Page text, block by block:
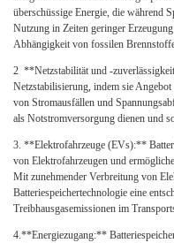
überschüssige Energie, die während
Nutzung in Zeiten geringer
Abhängigkeit von fossilen
2 **Netzstabilität und -
Netzstabilisierung, indem sie
von Stromausfällen und
als Notstromversorgung dienen und
3. **Elektrofahrzeuge (EVs):**
von Elektrofahrzeugen und
Mit zunehmender Verbreitung von
Batteriespeichertechnologie eine
Treibhausgasemissionen im
4.**Energiezugang:**